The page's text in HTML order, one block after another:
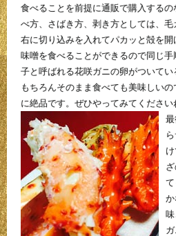
食べることを前提に通販で購入する
べ方、さばき方、剥き方としては、
右に切り込みを入れてパカッと殻を
味噌を食べることができるので同じ
子と呼ばれる花咲ガニの卵がついて
もちろんそのまま食べても美味しい
に絶品です。ぜひやってみてください